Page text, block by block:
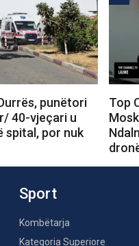
punëtori
40-vjeçari u
spital, por nuk
Top
Sport
Kombëtarja
Kategoria Superiore